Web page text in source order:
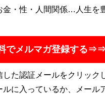
・性・人間関係…人生を
でメルマガ登録する⇒⇒
た認証メールをクリック
に入っているか、メール